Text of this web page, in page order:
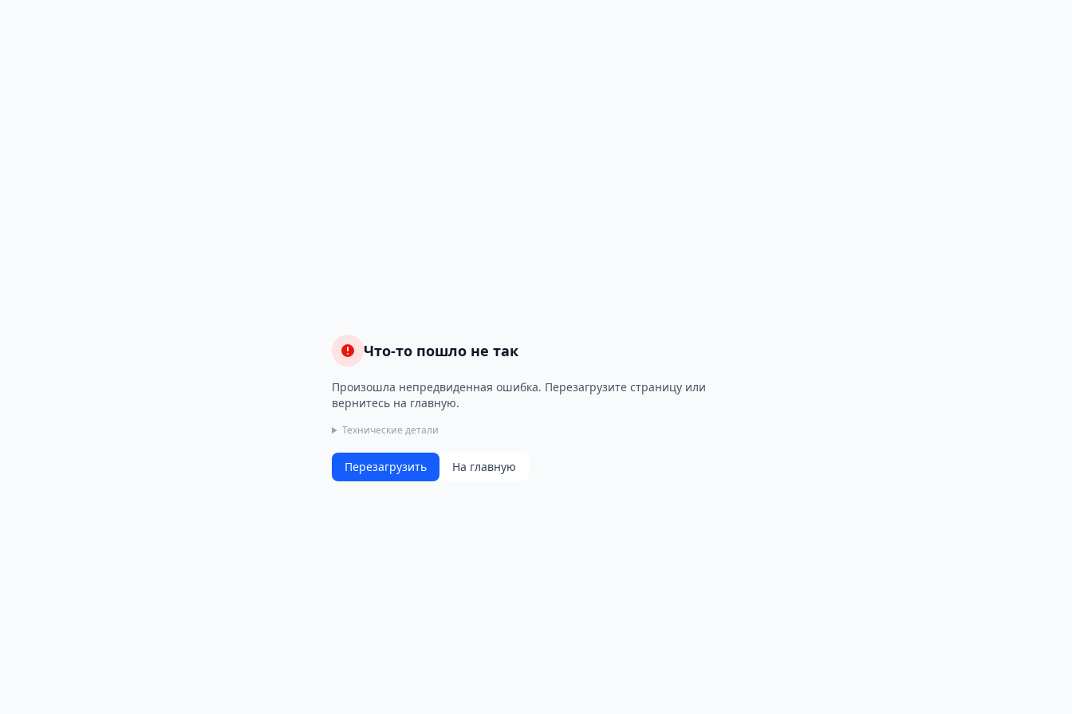
Что-то пошло не так
Произошла непредвиденная ошибка. Перезагрузите страницу или
вернитесь на главную.
Технические детали
Перезагрузить На главную